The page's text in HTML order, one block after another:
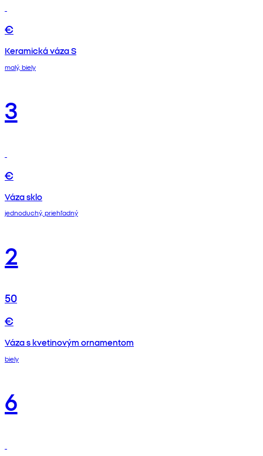
€
Keramická váza S
malý, biely
3
€
Váza sklo
jednoduchý, priehľadný
2
50
€
Váza s kvetinovým ornamentom
biely
6